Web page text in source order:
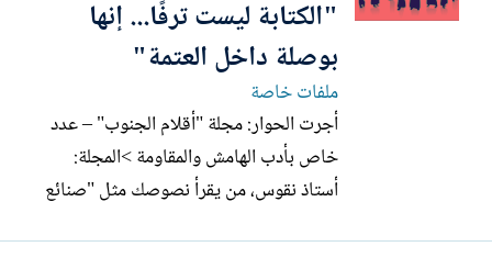
"الكتابة ليست ترفًا... إنها
بوصلة داخل العتمة"
ملفات خاصة
أجرت الحوار: مجلة "أقلام الجنوب" – عدد
خاص بأدب الهامش والمقاومة >المجلة:
أستاذ نقوس، من يقرأ نصوصك مثل "صنائع